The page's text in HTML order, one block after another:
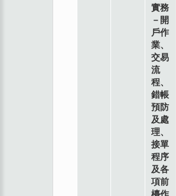
實務
－開
戶作
業、
交易
流
程、
錯帳
預防
及處
理、
接單
程序
及各
項前
檯作